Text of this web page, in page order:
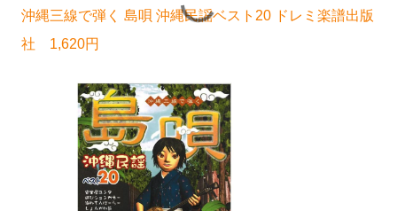
沖縄三線で弾く 島唄 沖縄民謡ベスト20 ドレミ楽譜出版
社 1,620円